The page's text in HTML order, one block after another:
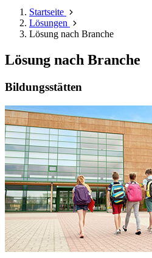
Startseite
Lösungen
Lösung nach Branche
Lösung nach Branche
Bildungsstätten